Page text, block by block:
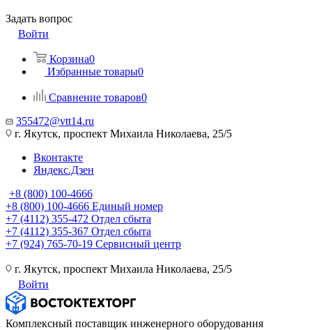
Задать вопрос
Войти
Корзина0
Избранные товары0
Сравнение товаров0
355472@vtt14.ru
г. Якутск, проспект Михаила Николаева, 25/5
Вконтакте
Яндекс.Дзен
+8 (800) 100-4666
+8 (800) 100-4666 Единый номер
+7 (4112) 355-472 Отдел сбыта
+7 (4112) 355-367 Отдел сбыта
+7 (924) 765-70-19 Сервисный центр
г. Якутск, проспект Михаила Николаева, 25/5
Войти
Комплексный поставщик инженерного оборудования